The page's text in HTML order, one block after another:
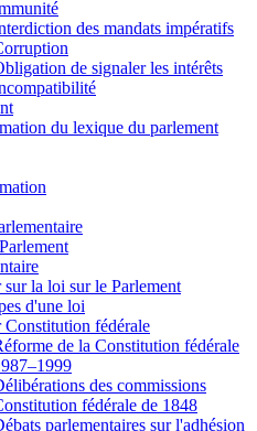
des mandats impératifs
de signaler les intérêts
du lexique du parlement
sur la loi sur le Parlement
d'une loi
Constitution fédérale
de la Constitution fédérale
des commissions
fédérale de 1848
parlementaires sur l'adhésion